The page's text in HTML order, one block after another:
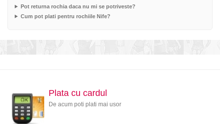
Pot returna rochia daca nu mi se potriveste?
Cum pot plati pentru rochiile Nife?
Plata cu cardul
De acum poti plati mai usor